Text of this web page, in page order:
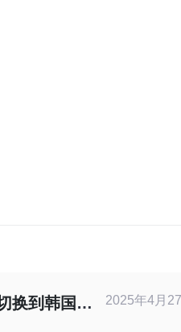
换到韩国和
2025年4月